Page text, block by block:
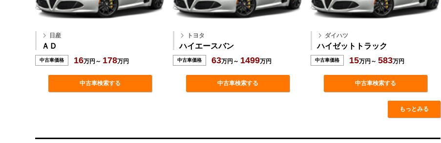
日産
ＡＤ
中古車価格 16万円～ 178万円
中古車検索する
トヨタ
ハイエースバン
中古車価格 63万円～ 1499万円
中古車検索する
ダイハツ
ハイゼットトラック
中古車価格 15万円～ 583万円
中古車検索する
もっとみる